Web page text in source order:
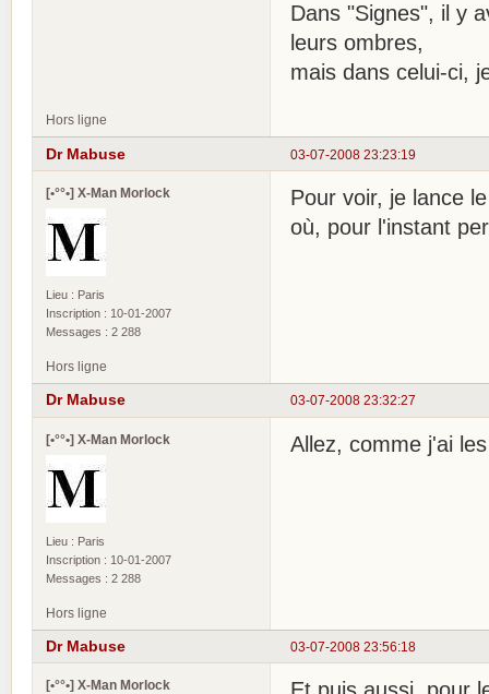
Dans "Signes", il y
leurs ombres,
mais dans celui-ci,
Hors ligne
03-07-2008 23:23:19
Dr Mabuse
[•°°•] X-Man Morlock
Lieu : Paris
Inscription : 10-01-2007
Messages : 2 288
Pour voir, je lance
où, pour l'instant
Hors ligne
03-07-2008 23:32:27
Dr Mabuse
[•°°•] X-Man Morlock
Lieu : Paris
Inscription : 10-01-2007
Messages : 2 288
Allez, comme j'ai
Hors ligne
03-07-2008 23:56:18
Dr Mabuse
[•°°•] X-Man Morlock